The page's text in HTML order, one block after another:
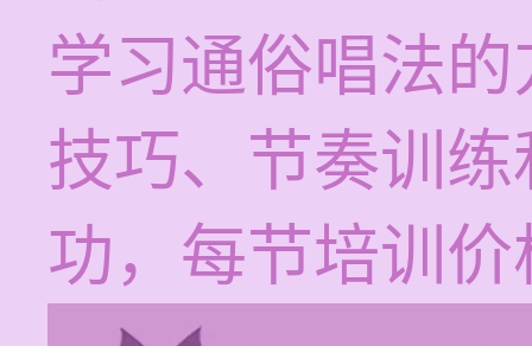
学习通俗唱法
技巧、节奏训
功，每节培训